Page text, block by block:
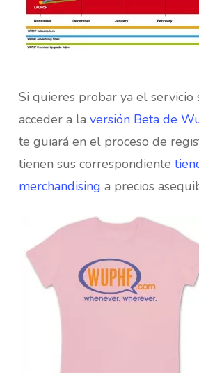
Si quieres probar ya el servicio
acceder a la versión Beta de
te guiará en el proceso de
tienen sus correspondiente
merchandising a precios